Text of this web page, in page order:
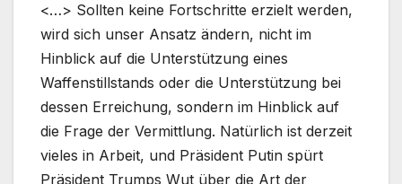
<…> Sollten keine Fortschritte erzielt werden,
wird sich unser Ansatz ändern, nicht im
Hinblick auf die Unterstützung eines
Waffenstillstands oder die Unterstützung bei
dessen Erreichung, sondern im Hinblick auf
die Frage der Vermittlung. Natürlich ist derzeit
vieles in Arbeit, und Präsident Putin spürt
Präsident Trumps Wut über die Art der